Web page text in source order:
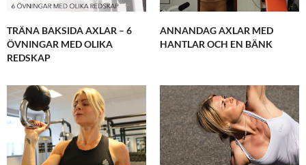
TRÄNA BAKSIDA AXLAR – 6
ÖVNINGAR MED OLIKA
REDSKAP
ANNANDAG AXLAR MED
HANTLAR OCH EN BÄNK